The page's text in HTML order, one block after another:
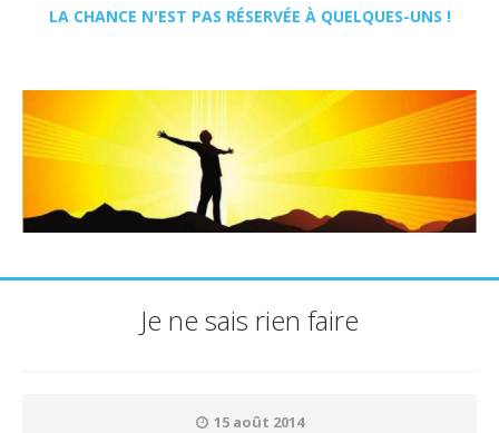
LA CHANCE N'EST PAS RÉSERVÉE À QUELQUES-UNS !
Je ne sais rien faire
15 août 2014